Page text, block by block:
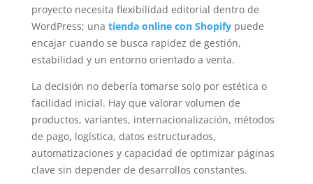
proyecto necesita flexibilidad editorial dentro de
WordPress; una tienda online con Shopifypuede
encajar cuando se busca rapidez de gestión,
estabilidad y un entorno orientado a venta.
La decisión no debería tomarse solo por estética o
facilidad inicial. Hay que valorar volumen de
productos, variantes, internacionalización, métodos
de pago, logística, datos estructurados,
automatizaciones y capacidad de optimizar páginas
clave sin depender de desarrollos constantes.